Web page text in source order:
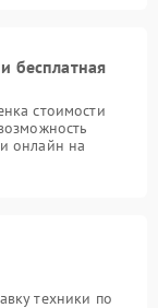
бесплатная
стоимости
онлайн на
техники по